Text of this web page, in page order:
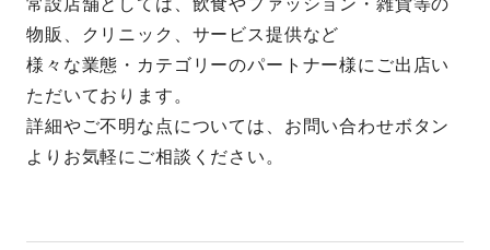
物販、クリニック、サービス提供など
様々な業態・カテゴリーのパートナー様にご出店い
ただいております。
詳細やご不明な点については、お問い合わせボタン
よりお気軽にご相談ください。